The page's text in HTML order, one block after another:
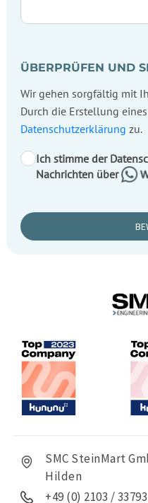
ÜBERPRÜFEN UND
Wir gehen sorgfältig mit
Durch die Erstellung
Datenschutzerklärung zu.
Ich stimme der
Nachrichten über
SMC SteinMart
Hilden
+49 (0) 2103 /